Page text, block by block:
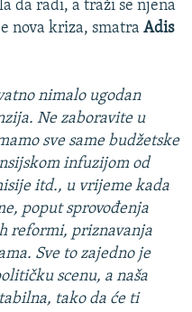
da radi, a traži se njena
nova kriza, smatra Adis
nimalo ugodan
Ne zaboravite u
sve same budžetske
infuzijom od
itd., u vrijeme kada
poput sprovođenja
reformi, priznavanja
Sve to zajedno je
scenu, a naša
tako da će ti